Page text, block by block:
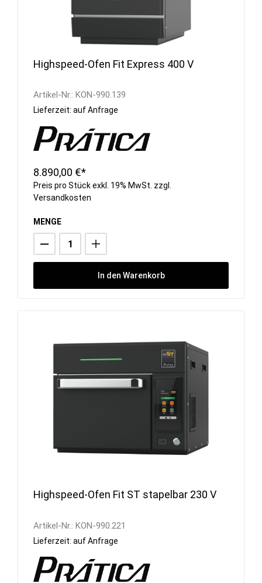
Highspeed-Ofen Fit Express 400 V
Artikel-Nr.: KON-990.139
Lieferzeit: auf Anfrage
8.890,00 €*
Preis pro Stück exkl. 19% MwSt. zzgl.
Versandkosten
MENGE
In den Warenkorb
Highspeed-Ofen Fit ST stapelbar 230 V
Artikel-Nr.: KON-990.221
Lieferzeit: auf Anfrage